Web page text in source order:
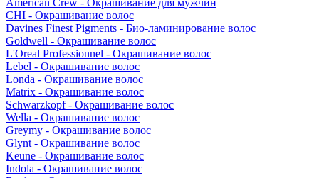
American Crew - Окрашивание для мужчин
CHI - Окрашивание волос
Davines Finest Pigments - Био-ламинирование волос
Goldwell - Окрашивание волос
L'Oreal Professionnel - Окрашивание волос
Lebel - Окрашивание волос
Londa - Окрашивание волос
Matrix - Окрашивание волос
Schwarzkopf - Окрашивание волос
Wella - Окрашивание волос
Greymy - Окрашивание волос
Glynt - Окрашивание волос
Keune - Окрашивание волос
Indola - Окрашивание волос